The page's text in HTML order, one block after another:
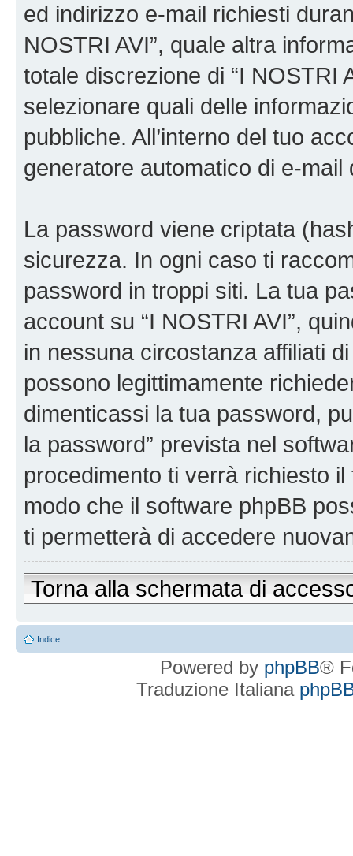
ed indirizzo e-mail richiesti
NOSTRI AVI”, quale altra
totale discrezione di “I NOSTRI
selezionare quali delle
pubbliche. All’interno del tuo
generatore automatico di e-mail
La password viene criptata
sicurezza. In ogni caso ti
password in troppi siti. La tua
account su “I NOSTRI AVI”,
in nessuna circostanza affiliati
possono legittimamente
dimenticassi la tua password,
la password” prevista nel
procedimento ti verrà richiesto
modo che il software phpBB
ti permetterà di accedere
Torna alla schermata di
Indice
Powered by phpBB®
Traduzione Italiana